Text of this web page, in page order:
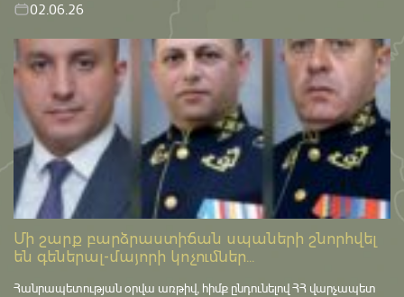
02.06.26
Մի շարք բարձրաստիճան սպաների շնորհվել
են գեներալ-մայորի կոչումներ...
Հանրապետության օրվա առթիվ, հիմք ընդունելով ՀՀ վարչապետ